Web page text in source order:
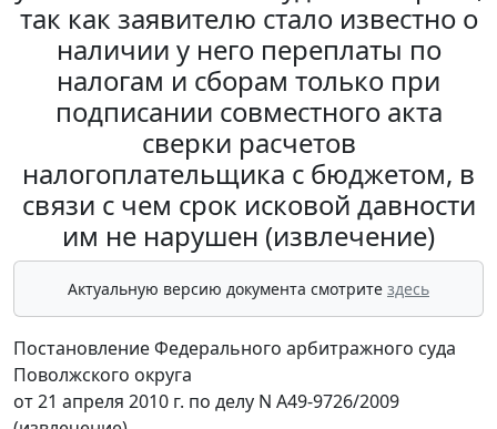
так как заявителю стало известно о
наличии у него переплаты по
налогам и сборам только при
подписании совместного акта
сверки расчетов
налогоплательщика с бюджетом, в
связи с чем срок исковой давности
им не нарушен (извлечение)
Актуальную версию документа смотрите здесь
Постановление Федерального арбитражного суда
Поволжского округа
от 21 апреля 2010 г. по делу N А49-9726/2009